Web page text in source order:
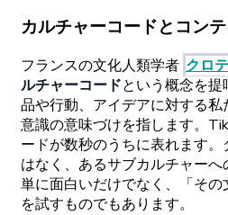
カルチャーコードと コン
フランスの文化人類学者 クロ
ルチャーコードという概念を提
品や行動、 アイデアに対する私
意識の意味づけを指します。
ードが数秒のうちに表れます。
はなく、 あるサブカルチャーへ
単に面白いだけでなく、 「その
を試すものでもあります。